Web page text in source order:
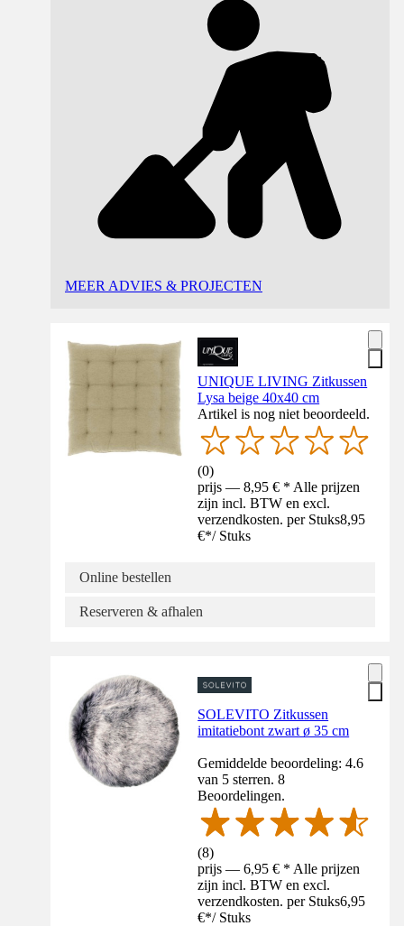
MEER ADVIES & PROJECTEN
UNIQUE LIVING Zitkussen
Lysa beige 40x40 cm
Artikel is nog niet beoordeeld.
(0)
prijs — 8,95 € * Alle prijzen
zijn incl. BTW en excl.
verzendkosten. per Stuks8,95
€*/ Stuks
Online bestellen
Reserveren & afhalen
SOLEVITO Zitkussen
imitatiebont zwart ø 35 cm
Gemiddelde beoordeling: 4.6
van 5 sterren. 8
Beoordelingen.
(8)
prijs — 6,95 € * Alle prijzen
zijn incl. BTW en excl.
verzendkosten. per Stuks6,95
€*/ Stuks